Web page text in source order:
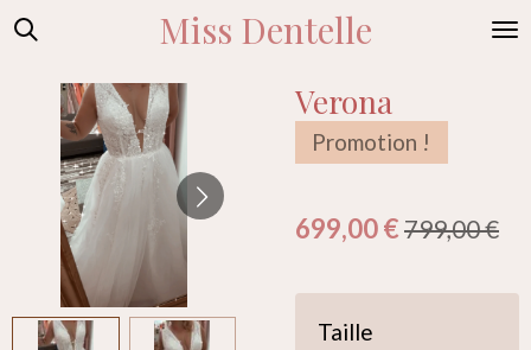
Passer
contenu
principal
Miss Dentelle
Verona
Promotion !
699,00 € 799,00 €
Taille